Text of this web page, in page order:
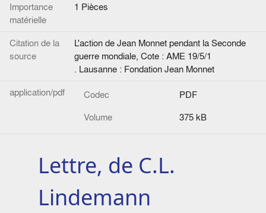
Importance
matérielle
1 Pièces
Citation de la
source
L'action de Jean Monnet pendant la Seconde
guerre mondiale, Cote : AME 19/5/1
. Lausanne : Fondation Jean Monnet
application/pdf
Codec
PDF
Volume
375 kB
Lettre, de C.L.
Lindemann